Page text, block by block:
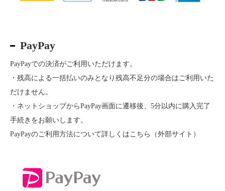
PayPay
PayPayでの決済がご利用いただけます。
・残高による一括払いのみとなり残高不足分の場合はご利用いた
だけません。
・ネットショップからPayPay画面に遷移後、5分以内に購入完了
手続きをお願いします。
PayPayのご利用方法について詳しくはこちら （外部サイト）